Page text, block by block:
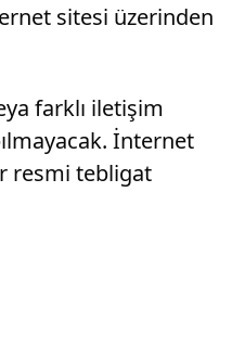
sitesi üzerinden
farklı iletişim
İnternet
resmi tebligat